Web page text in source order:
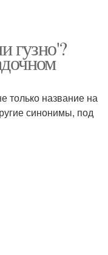
гузно'?
только название на
синонимы, под